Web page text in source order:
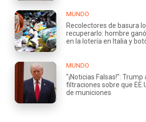
MUNDO
Recolectores de basura
recuperarlo: hombre
en la lotería en Italia y
MUNDO
"¡Noticias Falsas!":
filtraciones sobre que
de municiones